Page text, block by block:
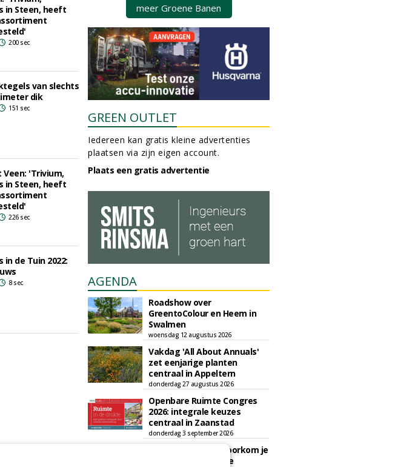
in Steen, heeft
200 sec
van slechts
dik
151 sec
Veen: 'Trivium,
in Steen, heeft
226 sec
in de Tuin 2022:
8 sec
meer Groene Banen
GREEN OUTLET
Iedereen kan gratis kleine advertenties
plaatsen via zijn eigen account.
Plaats een gratis advertentie
AGENDA
Roadshow over
GreentoColour en Heem in
Swalmen
woensdag 12 augustus 2026
Vakdag 'All About Annuals'
zet eenjarige planten
centraal in Appeltern
donderdag 27 augustus 2026
Openbare Ruimte Congres
2026: integrale keuzes
centraal in Zaanstad
donderdag 3 september 2026
Lunchwebinar: zo voorkom je
dat natuurinclusieve